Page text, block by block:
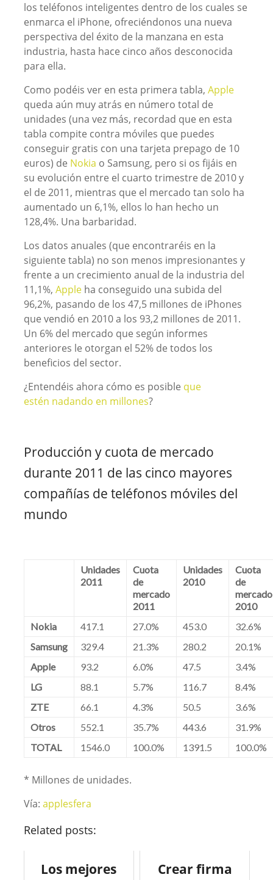
los teléfonos inteligentes dentro de los cuales se
enmarca el iPhone, ofreciéndonos una nueva
perspectiva del éxito de la manzana en esta
industria, hasta hace cinco años desconocida
para ella.
Como podéis ver en esta primera tabla, Apple
queda aún muy atrás en número total de
unidades (una vez más, recordad que en esta
tabla compite contra móviles que puedes
conseguir gratis con una tarjeta prepago de 10
euros) de Nokia o Samsung, pero si os fijáis en
su evolución entre el cuarto trimestre de 2010 y
el de 2011, mientras que el mercado tan solo ha
aumentado un 6,1%, ellos lo han hecho un
128,4%. Una barbaridad.
Los datos anuales (que encontraréis en la
siguiente tabla) no son menos impresionantes y
frente a un crecimiento anual de la industria del
11,1%, Appleha conseguido una subida del
96,2%, pasando de los 47,5 millones de iPhones
que vendió en 2010 a los 93,2 millones de 2011.
Un 6% del mercado que según informes
anteriores le otorgan el 52% de todos los
beneficios del sector.
¿Entendéis ahora cómo es posible que
estén nadando en millones?
Producción y cuota de mercado
durante 2011 de las cinco mayores
compañías de teléfonos móviles del
mundo
Unidades
2011
Cuota
de
mercado
2011
Unidades
2010
Cuota
de
mercado
2010
Nokia
417.1 27.0% 453.0
32.6%
Samsung
329.4 21.3% 280.2
20.1%
Apple
93.2 6.0% 47.5
3.4%
LG
88.1 5.7% 116.7
8.4%
ZTE
66.1 4.3% 50.5
3.6%
Otros
552.1 35.7% 443.6
31.9%
TOTAL
1546.0 100.0% 1391.5 100.0%
* Millones de unidades.
Vía: applesfera
Related posts:
Los mejores
Crear firma